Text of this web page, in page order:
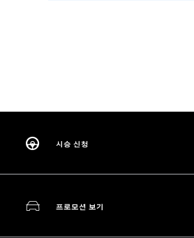
시승 신청
프로모션 보기